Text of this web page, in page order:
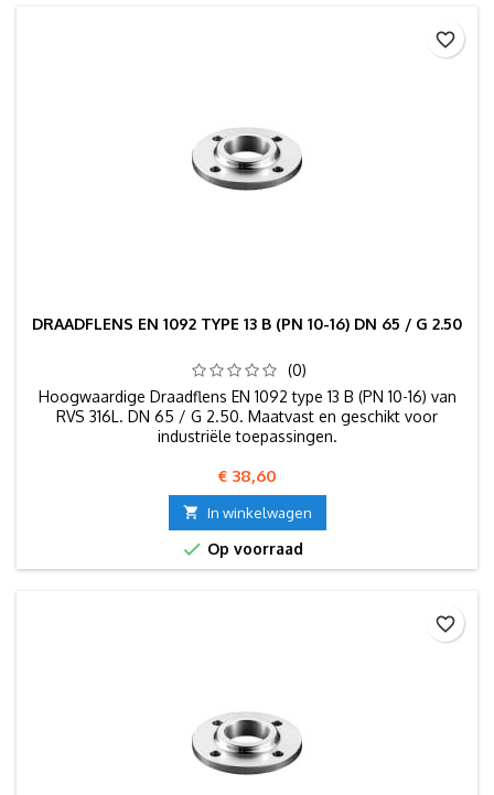
DRAADFLENS EN 1092 TYPE 13 B (PN 10-16) DN 65 / G 2.50
(0)
Hoogwaardige Draadflens EN 1092 type 13 B (PN 10-16) van
RVS 316L. DN 65 / G 2.50. Maatvast en geschikt voor
industriële toepassingen.
Prijs
€ 38,60
 In winkelwagen
 Op voorraad
favorite_border
favorite_border